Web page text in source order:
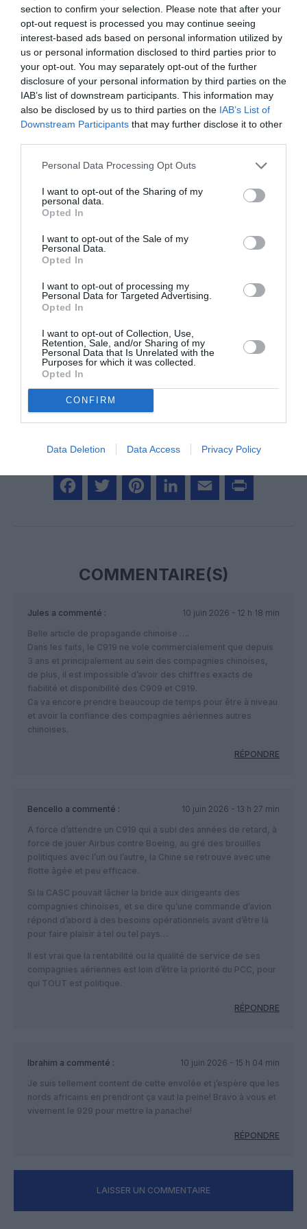
section to confirm your selection. Please note that after your
opt-out request is processed you may continue seeing
interest-based ads based on personal information utilized by
us or personal information disclosed to third parties prior to
your opt-out. You may separately opt-out of the further
disclosure of your personal information by third parties on the
IAB’s list of downstream participants. This information may
also be disclosed by us to third parties on the IAB’s List of
Downstream Participants that may further disclose it to other
Personal Data Processing Opt Outs
I want to opt-out of the Sharing of my
personal data.
Opted In
I want to opt-out of the Sale of my
Personal Data.
Opted In
I want to opt-out of processing my
Personal Data for Targeted Advertising.
Opted In
I want to opt-out of Collection, Use,
Retention, Sale, and/or Sharing of my
Personal Data that Is Unrelated with the
Purposes for which it was collected.
Opted In
CONFIRM
Data Deletion Data Access Privacy Policy
avions neufs, estimée par Boeing, laisse de la place pour
une montée graduelle de la part de marché de COMAC,
sans remettre en cause immédiatement la prééminence
d’Airbus et Boeing.
@AP/Comac
Vous avez apprécié l’article ?
NOUS SOUTENIR
PARTAGER L'ARTICLE
COMMENTAIRE(S)
Jules a commenté :
10 juin 2026 - 12 h 18 min
Belle article de propagande chinoise ….
Dans les faits, le C919 ne vole commercialement que depuis
3 ans et principalement au sein des compagnies chinoises,
de plus, il est impossible d’avoir des chiffres exacts de
fiabilité et disponibilité des C909 et C919.
Ca va encore prendre beaucoup de temps pour être à niveau
et avoir la confiance des compagnies aériennes autres
chinoises.
RÉPONDRE
Bencello a commenté :
10 juin 2026 - 13 h 27 min
A force d’attendre un C919 qui a subi des années de retard, à
force de jouer Airbus contre Boeing, au gré des brouilles
politiques avec l’un ou l’autre, la Chine se retrouve avec une
flotte âgée et peu efficace.
Si la CASC pouvait lâcher la bride aux dirigeants des
compagnies chinoises, et se dire qu’une commande d’avion
répond d’abord à des besoins opérationnels avant d’être là
pour faire plaisir à tel ou tel pays…
Il est vrai que la rentabilité ou la qualité de service de ses
compagnies aériennes est loin d’être la priorité du PCC, pour
qui TOUT est politique.
RÉPONDRE
Ibrahim a commenté :
10 juin 2026 - 15 h 04 min
Je suis tellement content de cette envolée et j’espère que les
nords africains en prendront ça vaut la peine! Bravo à vous et
vivement le 929 pour mettre la panache!
RÉPONDRE
LAISSER UN COMMENTAIRE